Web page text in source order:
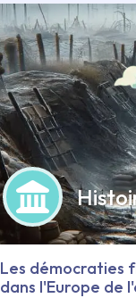
Les démocraties
dans l'Europe de